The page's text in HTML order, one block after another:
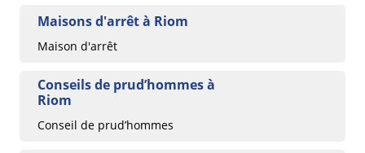
Maisons d'arrêt à Riom
Maison d'arrêt
Conseils de prud’hommes à
Riom
Conseil de prud’hommes